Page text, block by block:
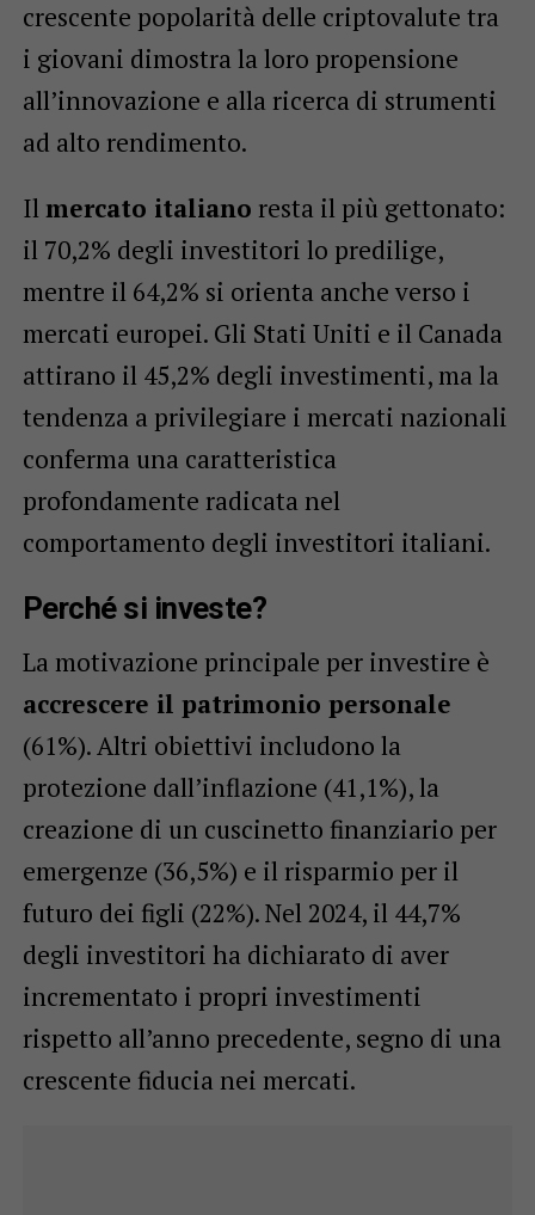
crescente popolarità delle criptovalute tra
i giovani dimostra la loro propensione
all’innovazione e alla ricerca di strumenti
ad alto rendimento.
Il mercato italiano resta il più gettonato:
il 70,2% degli investitori lo predilige,
mentre il 64,2% si orienta anche verso i
mercati europei. Gli Stati Uniti e il Canada
attirano il 45,2% degli investimenti, ma la
tendenza a privilegiare i mercati nazionali
conferma una caratteristica
profondamente radicata nel
comportamento degli investitori italiani.
Perché si investe?
La motivazione principale per investire è
accrescere il patrimonio personale
(61%). Altri obiettivi includono la
protezione dall’inflazione (41,1%), la
creazione di un cuscinetto finanziario per
emergenze (36,5%) e il risparmio per il
futuro dei figli (22%). Nel 2024, il 44,7%
degli investitori ha dichiarato di aver
incrementato i propri investimenti
rispetto all’anno precedente, segno di una
crescente fiducia nei mercati.